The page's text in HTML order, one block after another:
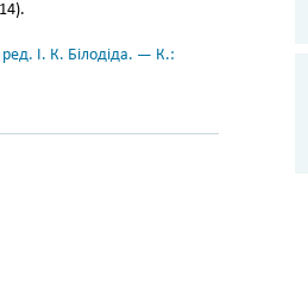
ред. І. К. Білодіда. — К.: